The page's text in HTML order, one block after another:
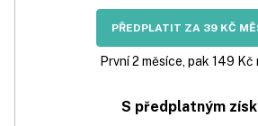
PŘEDPLATIT ZA 39 KČ
První 2 měsíce, pak 149 Kč
S předplatným